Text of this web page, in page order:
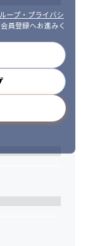
ープ・プライバシ
員登録へお進みく